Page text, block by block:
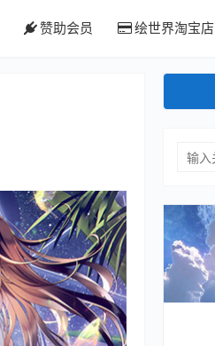
赞助会员 绘世界淘宝店